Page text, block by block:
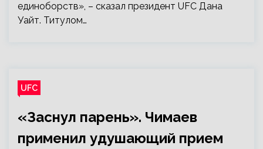
единоборств», – сказал президент UFC Дана
Уайт. Титулом…
UFC
«Заснул парень». Чимаев
применил удушающий прием